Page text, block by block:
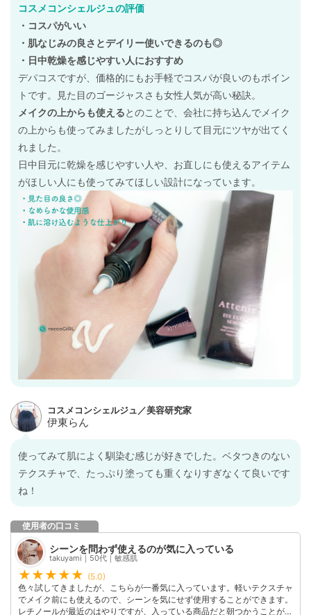
コスメコンシェルジュの評価
・コスパがいい
・肌なじみの良さとデイリー使いできるのも◎
・日中乾燥を感じやすい人におすすめ
デパコスですが、価格的にもお手軽でコスパが良いのもポイン
トです。見た目のゴージャスさも女性人気が高い秘訣。
メイクの上からも使えるとのことで、会社に持ち込んでメイク
の上からも使ってみましたがしっとりして目元にツヤが出てく
れました。
日中目元に乾燥を感じやすい人や、お直しにも使えるアイテム
がほしい人にも使ってみてほしい設計になっています。
使ってみて肌によく馴染む感じが好きでした。ベタつきのない
テクスチャで、たっぷり塗っても重くなりすぎなくて良いです
ね！
使用者の口コミ
シーンを問わず使えるのが気に入っている
takuyami｜50代｜敏感肌
(5.0)
色々試してきましたが、こちらが一番気に入っています。軽いテクスチャ
でメイク前にも使えるので、シーンを気にせず使用することができます。
レチノールが最近のはやりですが、入っている商品だと朝つかうことがで